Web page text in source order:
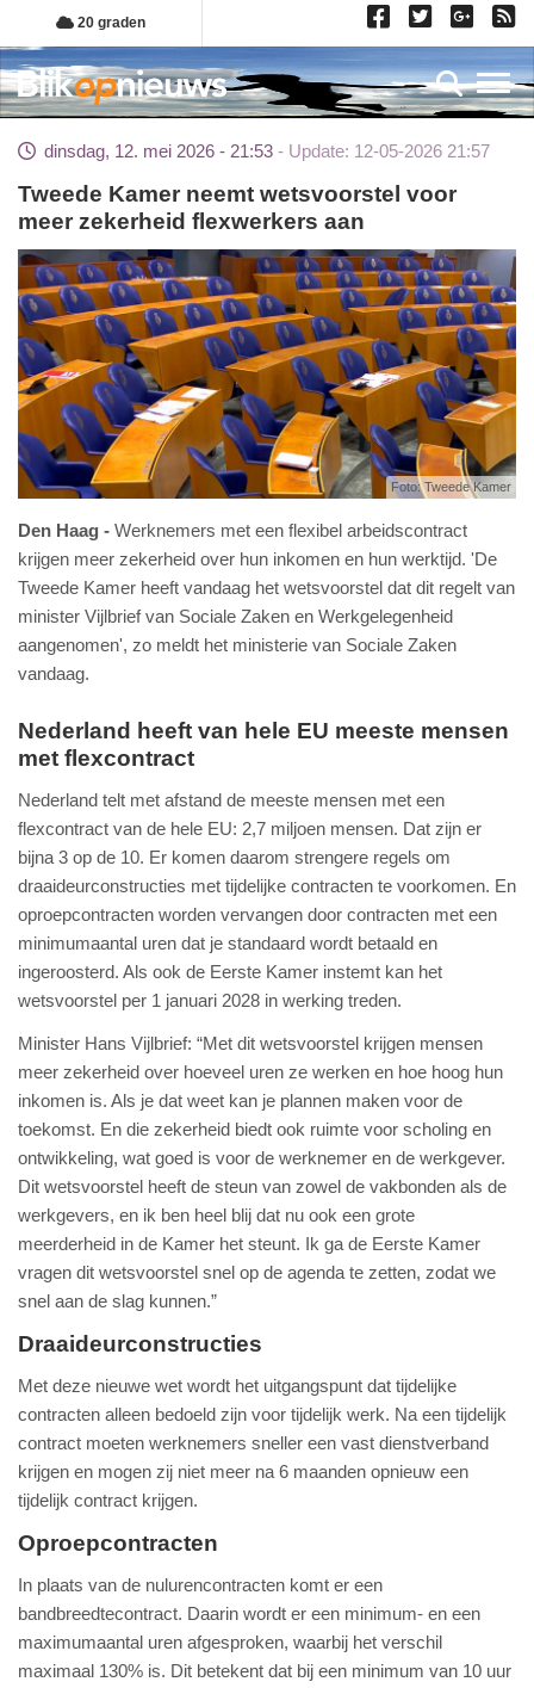
Overslaan
en
naar
de
gaan
20 graden
dinsdag, 12. mei 2026 - 21:53 Update: 12-05-2026 21:57
Tweede Kamer neemt wetsvoorstel voor
meer zekerheid flexwerkers aan
Foto: Tweede Kamer
Den Haag
Werknemers met een flexibel arbeidscontract
krijgen meer zekerheid over hun inkomen en hun werktijd. 'De
Tweede Kamer heeft vandaag het wetsvoorstel dat dit regelt van
minister Vijlbrief van Sociale Zaken en Werkgelegenheid
aangenomen', zo meldt het ministerie van Sociale Zaken
vandaag.
Nederland heeft van hele EU meeste mensen
met flexcontract
Nederland telt met afstand de meeste mensen met een
flexcontract van de hele EU: 2,7 miljoen mensen. Dat zijn er
bijna 3 op de 10. Er komen daarom strengere regels om
draaideurconstructies met tijdelijke contracten te voorkomen. En
oproepcontracten worden vervangen door contracten met een
minimumaantal uren dat je standaard wordt betaald en
ingeroosterd. Als ook de Eerste Kamer instemt kan het
wetsvoorstel per 1 januari 2028 in werking treden.
Minister Hans Vijlbrief: “Met dit wetsvoorstel krijgen mensen
meer zekerheid over hoeveel uren ze werken en hoe hoog hun
inkomen is. Als je dat weet kan je plannen maken voor de
toekomst. En die zekerheid biedt ook ruimte voor scholing en
ontwikkeling, wat goed is voor de werknemer en de werkgever.
Dit wetsvoorstel heeft de steun van zowel de vakbonden als de
werkgevers, en ik ben heel blij dat nu ook een grote
meerderheid in de Kamer het steunt. Ik ga de Eerste Kamer
vragen dit wetsvoorstel snel op de agenda te zetten, zodat we
snel aan de slag kunnen.”
Draaideurconstructies
Met deze nieuwe wet wordt het uitgangspunt dat tijdelijke
contracten alleen bedoeld zijn voor tijdelijk werk. Na een tijdelijk
contract moeten werknemers sneller een vast dienstverband
krijgen en mogen zij niet meer na 6 maanden opnieuw een
tijdelijk contract krijgen.
Oproepcontracten
In plaats van de nulurencontracten komt er een
bandbreedtecontract. Daarin wordt er een minimum- en een
maximumaantal uren afgesproken, waarbij het verschil
maximaal 130% is. Dit betekent dat bij een minimum van 10 uur